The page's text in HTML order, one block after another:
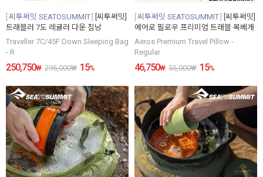
씨투써밋 SEATOSUMMIT
[씨투써밋]
트래블러 7도 레귤러 다운 침낭
Traveller 7C/45F Down Sleeping Bag
- R
250,750₩ 295,000₩ 15%
씨투써밋 SEATOSUMMIT
[씨투써밋]
에어로 필로우 프리미엄 트래블 목베개
Aeros Premium Travel Pillow -
Regular
46,750₩ 55,000₩ 15%